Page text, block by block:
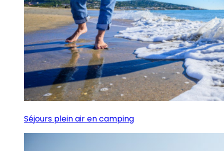
Séjours plein air en camping